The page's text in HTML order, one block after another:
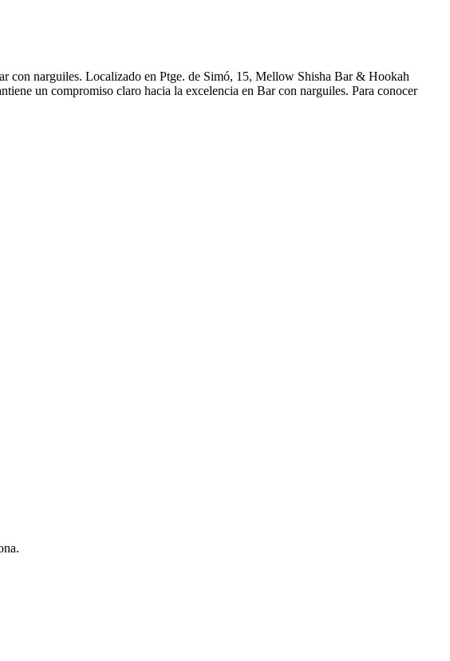
con narguiles. Localizado en Ptge. de Simó, 15, Mellow Shisha Bar & Hookah
un compromiso claro hacia la excelencia en Bar con narguiles. Para conocer